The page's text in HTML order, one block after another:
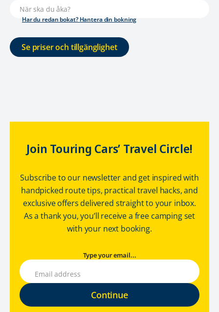
Se priser och tillgänglighet
Har du redan bokat? Hantera din bokning
Join Touring Cars’ Travel Circle!
Subscribe to our newsletter and get inspired with
handpicked route tips, practical travel hacks, and
exclusive offers delivered straight to your inbox.
As a thank you, you’ll receive a free camping set
with your next booking.
Type your email...